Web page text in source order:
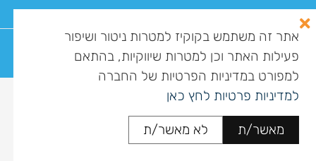
אתר זה משתמש בקוקיז למטרות ניטור ושיפור
פעילות האתר וכן למטרות שיווקיות, בהתאם
למפורט במדיניות הפרטיות של החברה
למדיניות פרטיות לחץ כאן
מאשר/ת לא מאשר/ת
כל הזכויות שמורות למגן מומחים בע"מ ©מדיניות פרטיות הצהרת נגישות
לסיוע בקבלת קצבת סיעוד
התקשרו עכשיו
072-3932907